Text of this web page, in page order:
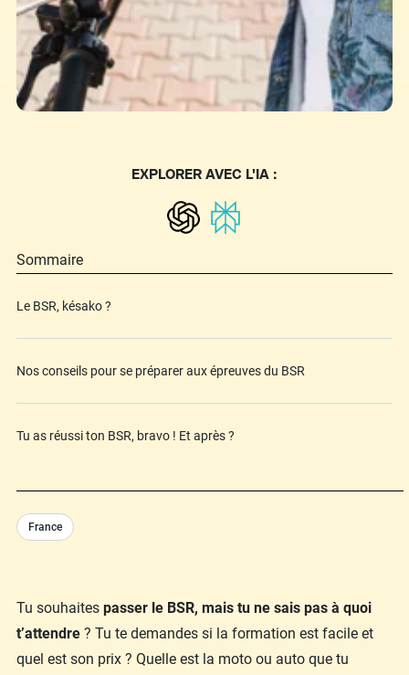
Tu souhaites passer le BSR, mais tu ne sais pas à quoi
t’attendre ? Tu te demandes si la formation est facile et
quel est son prix ? Quelle est la moto ou auto que tu
EXPLORER AVEC L'IA :
Sommaire
Le BSR, késako ?
Nos conseils pour se préparer aux épreuves du BSR
Tu as réussi ton BSR, bravo ! Et après ?
France